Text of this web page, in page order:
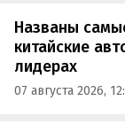
Названы
китайские
лидерах
07 августа 2026,